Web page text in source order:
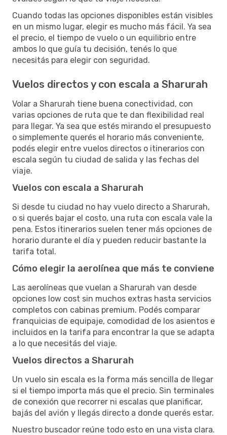
Cuando todas las opciones disponibles están visibles
en un mismo lugar, elegir es mucho más fácil. Ya sea
el precio, el tiempo de vuelo o un equilibrio entre
ambos lo que guía tu decisión, tenés lo que
necesitás para elegir con seguridad.
Vuelos directos y con escala a Sharurah
Volar a Sharurah tiene buena conectividad, con
varias opciones de ruta que te dan flexibilidad real
para llegar. Ya sea que estés mirando el presupuesto
o simplemente querés el horario más conveniente,
podés elegir entre vuelos directos o itinerarios con
escala según tu ciudad de salida y las fechas del
viaje.
Vuelos con escala a Sharurah
Si desde tu ciudad no hay vuelo directo a Sharurah,
o si querés bajar el costo, una ruta con escala vale la
pena. Estos itinerarios suelen tener más opciones de
horario durante el día y pueden reducir bastante la
tarifa total.
Cómo elegir la aerolínea que más te conviene
Las aerolíneas que vuelan a Sharurah van desde
opciones low cost sin muchos extras hasta servicios
completos con cabinas premium. Podés comparar
franquicias de equipaje, comodidad de los asientos e
incluidos en la tarifa para encontrar la que se adapta
a lo que necesitás del viaje.
Vuelos directos a Sharurah
Un vuelo sin escala es la forma más sencilla de llegar
si el tiempo importa más que el precio. Sin terminales
de conexión que recorrer ni escalas que planificar,
bajás del avión y llegás directo a donde querés estar.
Nuestro buscador reúne todo esto en una vista clara.